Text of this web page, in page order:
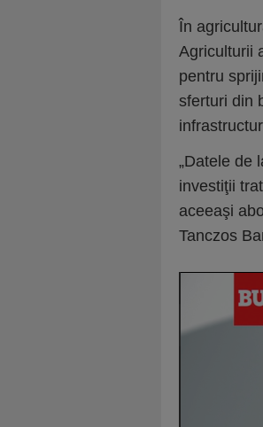
În
Agriculturii
pentru
sferturi din
„Datele de
investiţii
aceeaşi
Tanczos